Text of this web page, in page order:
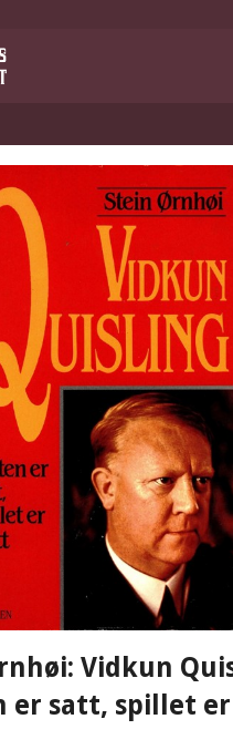
Vidkun
er satt, spillet er